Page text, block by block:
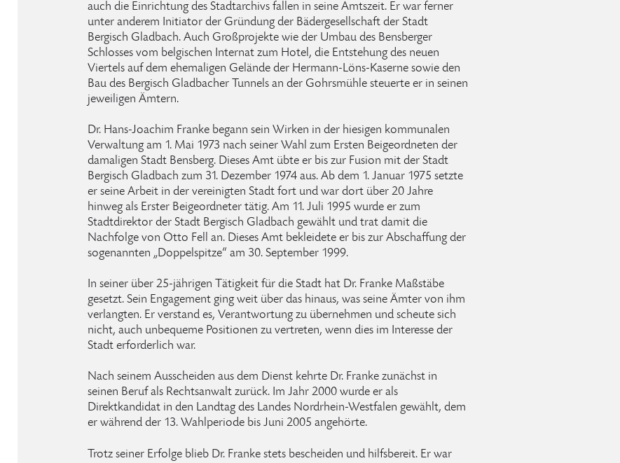
auch die Einrichtung des Stadtarchivs fallen in seine Amtszeit. Er war ferner
unter anderem Initiator der Gründung der Bädergesellschaft der Stadt
Bergisch Gladbach. Auch Großprojekte wie der Umbau des Bensberger
Schlosses vom belgischen Internat zum Hotel, die Entstehung des neuen
Viertels auf dem ehemaligen Gelände der Hermann-Löns-Kaserne sowie den
Bau des Bergisch Gladbacher Tunnels an der Gohrsmühle steuerte er in seinen
jeweiligen Ämtern.
Dr. Hans-Joachim Franke begann sein Wirken in der hiesigen kommunalen
Verwaltung am 1. Mai 1973 nach seiner Wahl zum Ersten Beigeordneten der
damaligen Stadt Bensberg. Dieses Amt übte er bis zur Fusion mit der Stadt
Bergisch Gladbach zum 31. Dezember 1974 aus. Ab dem 1. Januar 1975 setzte
er seine Arbeit in der vereinigten Stadt fort und war dort über 20 Jahre
hinweg als Erster Beigeordneter tätig. Am 11. Juli 1995 wurde er zum
Stadtdirektor der Stadt Bergisch Gladbach gewählt und trat damit die
Nachfolge von Otto Fell an. Dieses Amt bekleidete er bis zur Abschaffung der
sogenannten „Doppelspitze“ am 30. September 1999.
In seiner über 25-jährigen Tätigkeit für die Stadt hat Dr. Franke Maßstäbe
gesetzt. Sein Engagement ging weit über das hinaus, was seine Ämter von ihm
verlangten. Er verstand es, Verantwortung zu übernehmen und scheute sich
nicht, auch unbequeme Positionen zu vertreten, wenn dies im Interesse der
Stadt erforderlich war.
Nach seinem Ausscheiden aus dem Dienst kehrte Dr. Franke zunächst in
seinen Beruf als Rechtsanwalt zurück. Im Jahr 2000 wurde er als
Direktkandidat in den Landtag des Landes Nordrhein-Westfalen gewählt, dem
er während der 13. Wahlperiode bis Juni 2005 angehörte.
Trotz seiner Erfolge blieb Dr. Franke stets bescheiden und hilfsbereit. Er war